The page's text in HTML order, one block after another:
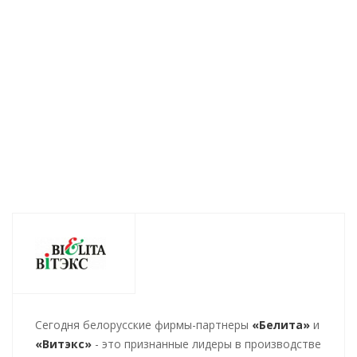
Cегодня белорусские фирмы-партнеры «Белита» и
«Витэкс» - это признанные лидеры в производстве